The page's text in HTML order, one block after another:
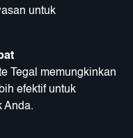
untuk
Tegal memungkinkan
efektif untuk
Anda.